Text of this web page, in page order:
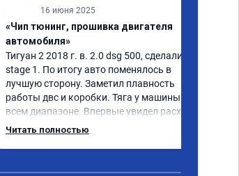
16 июня 2025
«Чип тюнинг, прошивка двигателя
автомобиля»
Тигуан 2 2018 г. в. 2.0 dsg 500, сделали
stage 1. По итогу авто поменялось в
лучшую сторону. Заметил плавность
работы двс и коробки. Тяга у машины на
всем диапазоне. Впервые увидел расход
по трассе меньше 8 литров. Сколько
Читать полностью